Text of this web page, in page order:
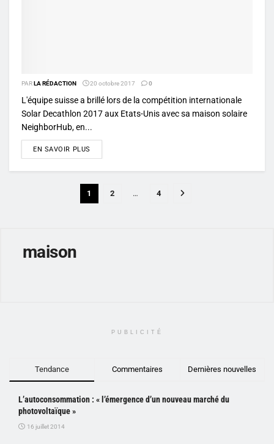
PARLA RÉDACTION 20 octobre 2017 0
L'équipe suisse a brillé lors de la compétition internationale
Solar Decathlon 2017 aux Etats-Unis avec sa maison solaire
NeighborHub, en...
EN SAVOIR PLUS
1 2 … 4
maison
PUBLICITÉ
Tendance Commentaires Dernières nouvelles
L’autoconsommation : « l’émergence d’un nouveau marché du
photovoltaïque »
16 juillet 2014